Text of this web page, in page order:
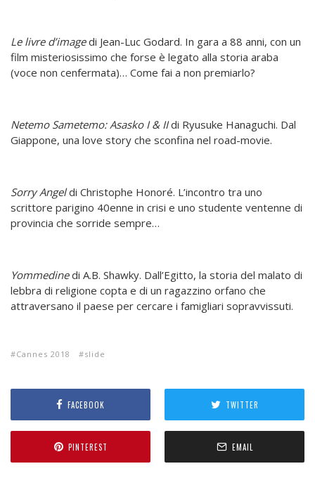
Le livre d’imagedi Jean-Luc Godard. In gara a 88 anni, con un
film misteriosissimo che forse è legato alla storia araba
(voce non cenfermata)… Come fai a non premiarlo?
Netemo Sametemo: Asasko I & IIdi Ryusuke Hanaguchi. Dal
Giappone, una love story che sconfina nel road-movie.
Sorry Angeldi Christophe Honoré. L’incontro tra uno
scrittore parigino 40enne in crisi e uno studente ventenne di
provincia che sorride sempre…
Yommedinedi A.B. Shawky. Dall’Egitto, la storia del malato di
lebbra di religione copta e di un ragazzino orfano che
attraversano il paese per cercare i famigliari sopravvissuti.
Cannes 2018 slide
FACEBOOK TWITTER
PINTEREST EMAIL